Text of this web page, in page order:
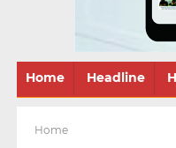
Home Headline
Home